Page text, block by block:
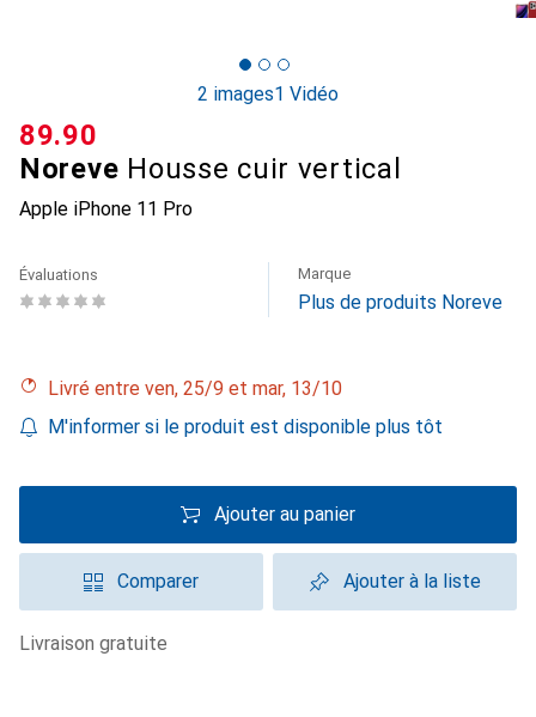
2 images1 Vidéo
Noreve Housse cuir vertical
Apple iPhone 11 Pro
CHF
89.90
Évaluations Marque
Plus de produits Noreve
Livré entre ven, 25/9 et mar, 13/10
M'informer si le produit est disponible plus tôt
Ajouter au panier
Comparer Ajouter à la liste
livraison gratuite